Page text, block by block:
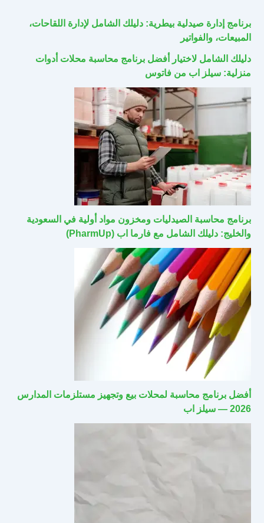
برنامج إدارة صيدلية بيطرية: دليلك الشامل لإدارة اللقاحات،
المبيعات، والفواتير
دليلك الشامل لاختيار أفضل برنامج محاسبة محلات أدوات
منزلية: سيلز اب من فاتوس
برنامج محاسبة الصيدليات ومخزون مواد أولية في السعودية
والخليج: دليلك الشامل مع فارما اب (PharmUp)
أفضل برنامج محاسبة لمحلات بيع وتجهيز مستلزمات المدارس
2026 — سيلز اب